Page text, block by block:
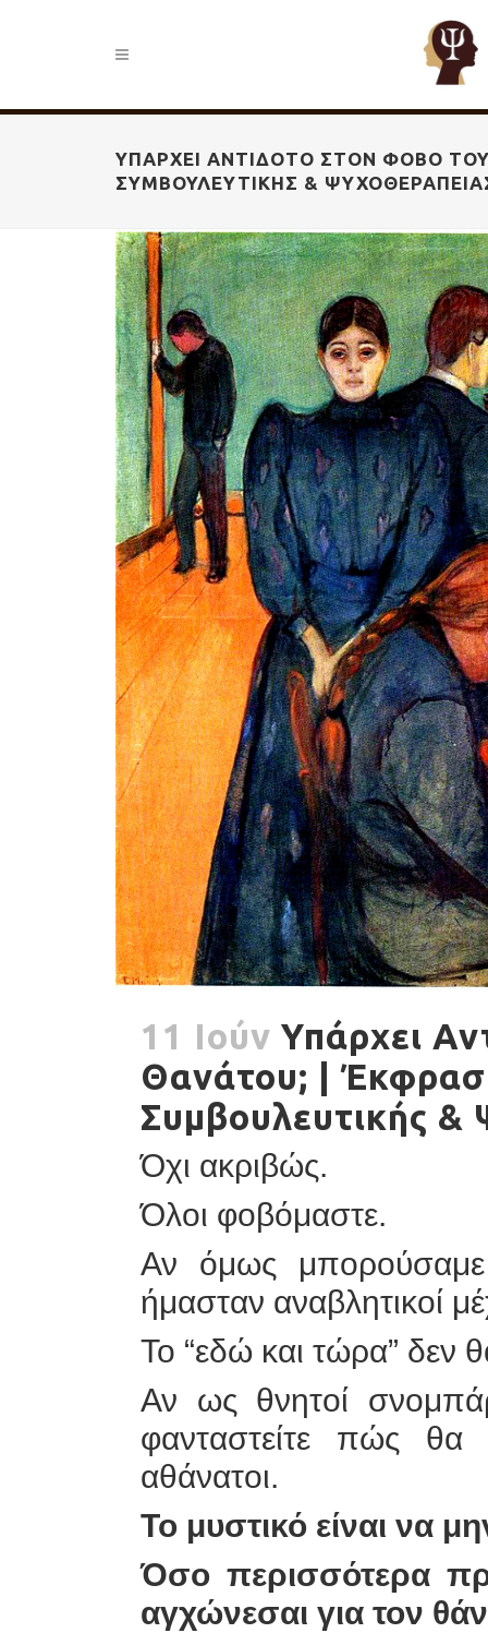
ΥΠΆΡΧΕΙ ΑΝΤΊΔΟΤΟ ΣΤΟΝ ΦΌΒΟ
ΣΥΜΒΟΥΛΕΥΤΙΚΉΣ &
11 Ιούν Υπάρχει
Θανάτου; |
Συμβουλευτικής &
Όχι ακριβώς.
Όλοι φοβόμαστε.
Αν όμως
ήμασταν αναβλητικοί
Το “εδώ και τώρα” δεν
Αν ως θνητοί
φανταστείτε πώς θα
αθάνατοι.
Το μυστικό είναι να
Όσο περισσότερα
αγχώνεσαι για τον